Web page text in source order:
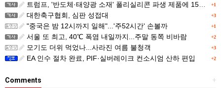
+1
트럼프, '반도체·태양광 소재' 폴리실리콘 파생 제품에 15% 관세...한국 기업도 영향
+3
대한축구협회, 심판 성접대
+1
"중국은 밤 12시까지 일해"...'주52시간' 손볼까
+2
서울 또 최고, 40℃ 폭염 내일까지...주말 동쪽 비바람
+3
모기도 더위 먹었나...사라진 여름 불청객
+2
EA 인수 절차 완료, PIF·실버레이크 컨소시엄 산하 편입
+
Comments